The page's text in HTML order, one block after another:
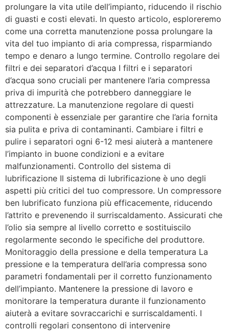
prolungare la vita utile dell’impianto, riducendo il rischio
di guasti e costi elevati. In questo articolo, esploreremo
come una corretta manutenzione possa prolungare la
vita del tuo impianto di aria compressa, risparmiando
tempo e denaro a lungo termine. Controllo regolare dei
filtri e dei separatori d’acqua I filtri e i separatori
d’acqua sono cruciali per mantenere l’aria compressa
priva di impurità che potrebbero danneggiare le
attrezzature. La manutenzione regolare di questi
componenti è essenziale per garantire che l’aria fornita
sia pulita e priva di contaminanti. Cambiare i filtri e
pulire i separatori ogni 6-12 mesi aiuterà a mantenere
l’impianto in buone condizioni e a evitare
malfunzionamenti. Controllo del sistema di
lubrificazione Il sistema di lubrificazione è uno degli
aspetti più critici del tuo compressore. Un compressore
ben lubrificato funziona più efficacemente, riducendo
l’attrito e prevenendo il surriscaldamento. Assicurati che
l’olio sia sempre al livello corretto e sostituiscilo
regolarmente secondo le specifiche del produttore.
Monitoraggio della pressione e della temperatura La
pressione e la temperatura dell’aria compressa sono
parametri fondamentali per il corretto funzionamento
dell’impianto. Mantenere la pressione di lavoro e
monitorare la temperatura durante il funzionamento
aiuterà a evitare sovraccarichi e surriscaldamenti. I
controlli regolari consentono di intervenire